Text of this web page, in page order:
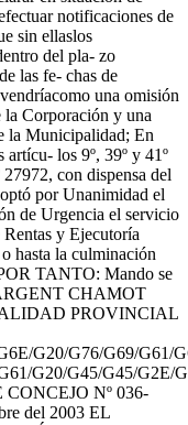
notificaciones de
sin ellaslos
del pla- zo
las fe- chas de
una omisión
Corporación y una
la Municipalidad; En
los 9º, 39º y 41º
con dispensa del
por Unanimidad el
de Urgencia el servicio
y Ejecutoría
hasta la culminación
TANTO: Mando se
CHAMOT
PROVINCIAL
G20/G76/G69/G61/
G20/G45/G45/
Nº 036-
del 2003 EL